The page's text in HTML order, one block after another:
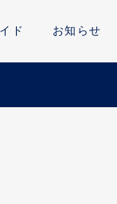
ド お知らせ